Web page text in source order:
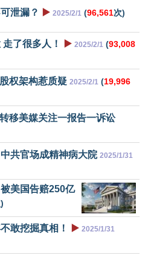
泄漏？ ▶️ 2025/2/1 (96,561次)
了很多人！ ▶️ 2025/2/1 (93,008
权架构惹质疑 2025/2/1 (19,996
移美媒关注一报告一诉讼
共官场成精神病大院 2025/1/31
美国告赔250亿
敢挖掘真相！ ▶️ 2025/1/31